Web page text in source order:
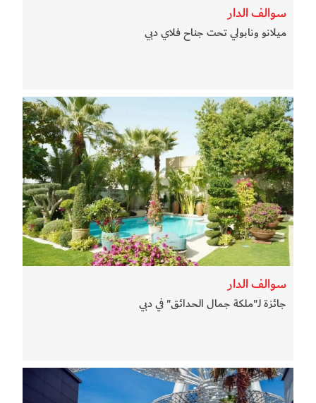
سوالف الدار
ميلانو ونابولي تحت جناح فلاي دبي
سوالف الدار
جائزة لـ"ملكة جمال الحدائق" في دبي